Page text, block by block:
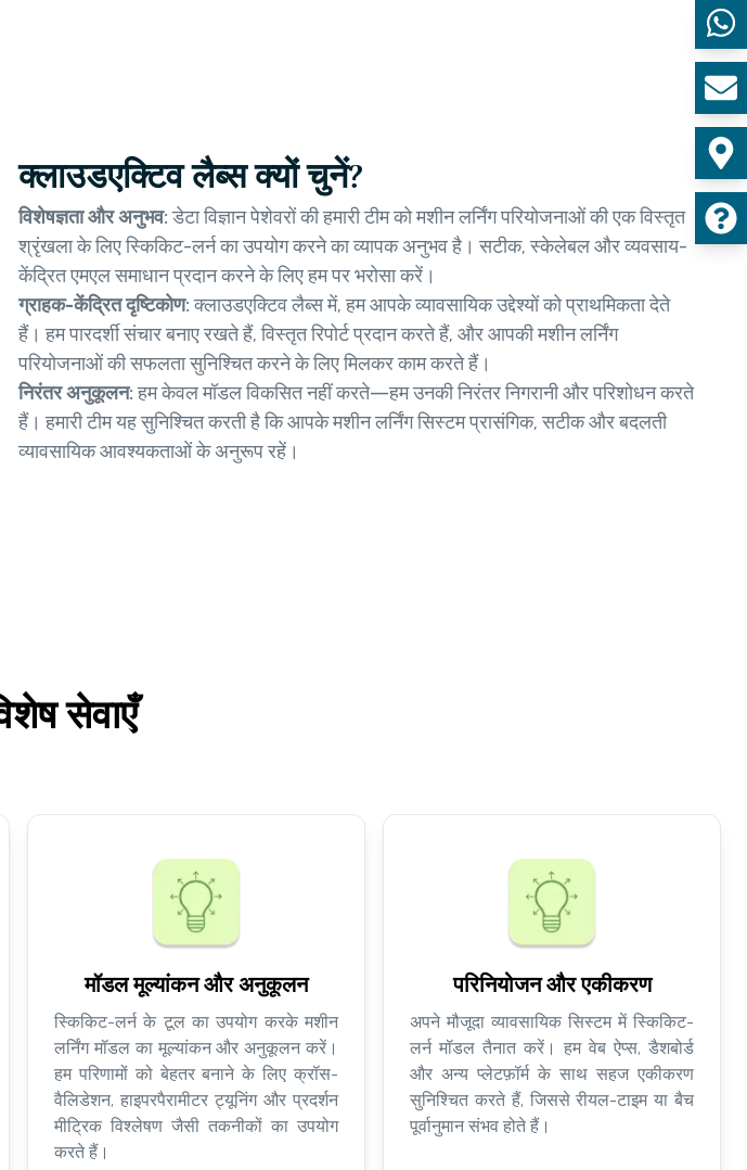
क्लाउडएक्टिव लैब्स क्यों चुनें?
विशेषज्ञता और अनुभव:डेटा विज्ञान पेशेवरों की हमारी टीम को मशीन लर्निंग परियोजनाओं की एक विस्तृत
श्रृंखला के लिए स्किकिट-लर्न का उपयोग करने का व्यापक अनुभव है। सटीक, स्केलेबल और व्यवसाय-
केंद्रित एमएल समाधान प्रदान करने के लिए हम पर भरोसा करें।
ग्राहक-केंद्रित दृष्टिकोण:क्लाउडएक्टिव लैब्स में, हम आपके व्यावसायिक उद्देश्यों को प्राथमिकता देते
हैं। हम पारदर्शी संचार बनाए रखते हैं, विस्तृत रिपोर्ट प्रदान करते हैं, और आपकी मशीन लर्निंग
परियोजनाओं की सफलता सुनिश्चित करने के लिए मिलकर काम करते हैं।
निरंतर अनुकूलन:हम केवल मॉडल विकसित नहीं करते—हम उनकी निरंतर निगरानी और परिशोधन करते
हैं। हमारी टीम यह सुनिश्चित करती है कि आपके मशीन लर्निंग सिस्टम प्रासंगिक, सटीक और बदलती
व्यावसायिक आवश्यकताओं के अनुरूप रहें।
सेवाएँ
मॉडल मूल्यांकन और अनुकूलन
स्किकिट-लर्न के टूल का उपयोग करके मशीन
लर्निंग मॉडल का मूल्यांकन और अनुकूलन करें।
हम परिणामों को बेहतर बनाने के लिए क्रॉस-
वैलिडेशन, हाइपरपैरामीटर ट्यूनिंग और प्रदर्शन
मीट्रिक विश्लेषण जैसी तकनीकों का उपयोग
करते हैं।
परिनियोजन और एकीकरण
अपने मौजूदा व्यावसायिक सिस्टम में स्किकिट-
लर्न मॉडल तैनात करें। हम वेब ऐप्स, डैशबोर्ड
और अन्य प्लेटफ़ॉर्म के साथ सहज एकीकरण
सुनिश्चित करते हैं, जिससे रीयल-टाइम या बैच
पूर्वानुमान संभव होते हैं।